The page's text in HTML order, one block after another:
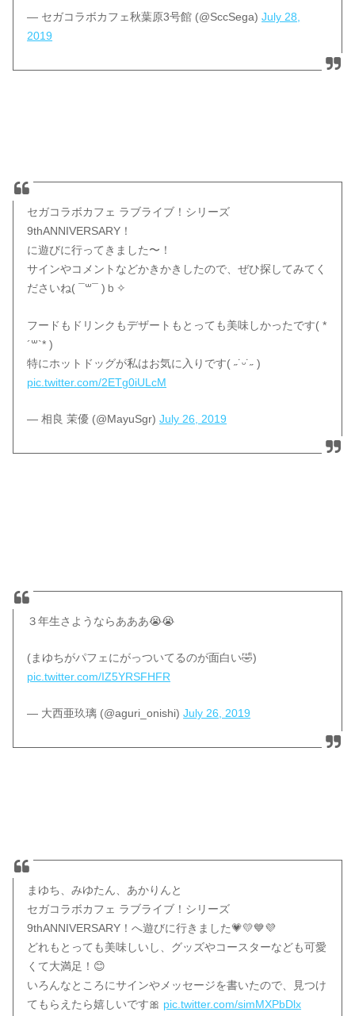
— セガコラボカフェ秋葉原3号館 (@SccSega)July 28,
2019
セガコラボカフェ ラブライブ！シリーズ
9thANNIVERSARY！
に遊びに行ってきました〜！
サインやコメントなどかきかきしたので、ぜひ探してみてく
ださいね( ¯꒳¯ )ｂ✧
フードもドリンクもデザートもとっても美味しかったです( *
´꒳`* )
特にホットドッグが私はお気に入りです( ˶˙ᵕ˙˶ )
pic.twitter.com/2ETg0iULcM
— 相良 茉優 (@MayuSgr)July 26, 2019
３年生さようならあああ😭😭
(まゆちがパフェにがっついてるのが面白い🤣)
pic.twitter.com/IZ5YRSFHFR
— 大西亜玖璃 (@aguri_onishi)July 26, 2019
まゆち、みゆたん、あかりんと
セガコラボカフェ ラブライブ！シリーズ
9thANNIVERSARY！へ遊びに行きました💗💛💙💜
どれもとっても美味しいし、グッズやコースターなども可愛
くて大満足！😊
いろんなところにサインやメッセージを書いたので、見つけ
てもらえたら嬉しいです🎀 pic.twitter.com/simMXPbDlx